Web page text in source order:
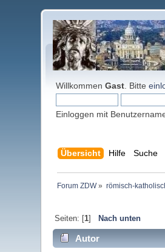
WillkommenGast . Bitte
Einloggen mit
Übersicht Hilfe Suche
Forum ZDW» römisch-
Seiten: [1] Nach unten
Autor